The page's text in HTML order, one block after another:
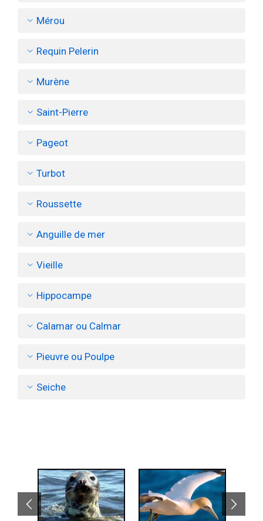
Mérou
Requin Pelerin
Murène
Saint-Pierre
Pageot
Turbot
Roussette
Anguille de mer
Vieille
Hippocampe
Calamar ou Calmar
Pieuvre ou Poulpe
Seiche